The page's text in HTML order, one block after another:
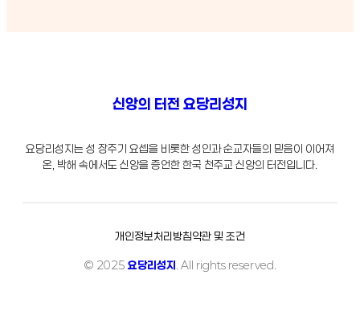
신앙의 터전 요당리성지
요당리성지는 성 장주기 요셉을 비롯한 성인과 순교자들의 믿음이 이어져
온, 박해 속에서도 신앙을 증언한 한국 천주교 신앙의 터전입니다.
개인정보처리방침약관 및 조건
© 2025 요당리성지 . All rights reserved.